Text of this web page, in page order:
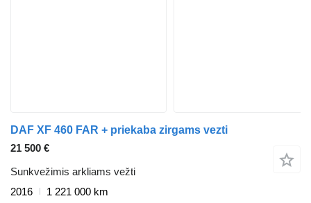
DAF XF 460 FAR + priekaba zirgams vezti
21 500 €
Sunkvežimis arkliams vežti
2016
1 221 000 km